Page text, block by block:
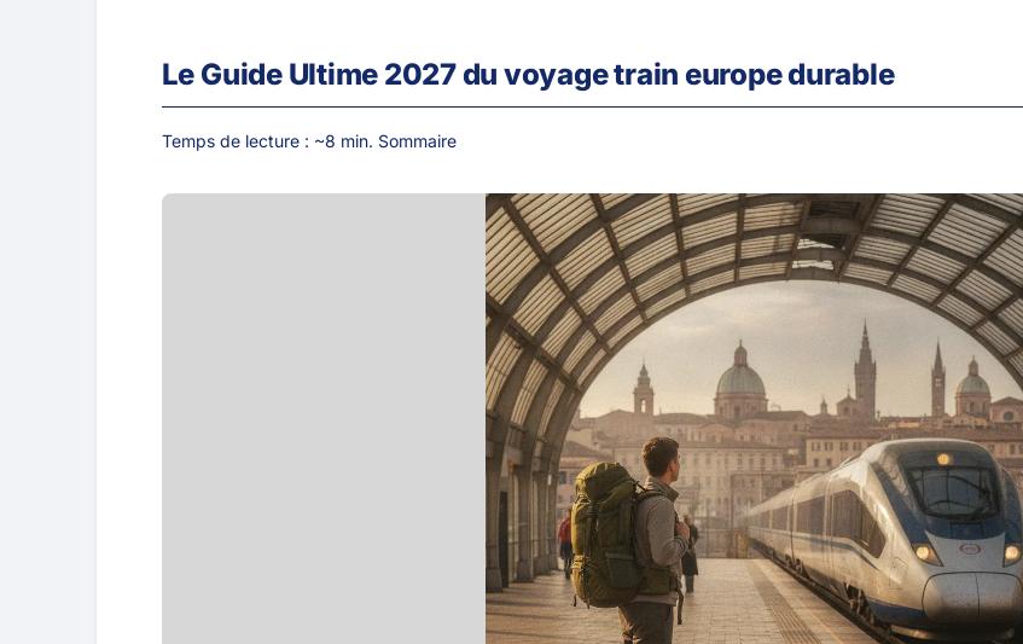
Le Guide Ultime 2027 du voyage train europe durable
Temps de lecture : ~8 min. Sommaire